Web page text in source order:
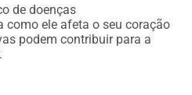
de doenças
como ele afeta o seu coração
podem contribuir para a